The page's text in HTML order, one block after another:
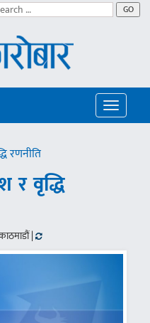
GO
Toggle
रणनीति
र वृद्धि
|